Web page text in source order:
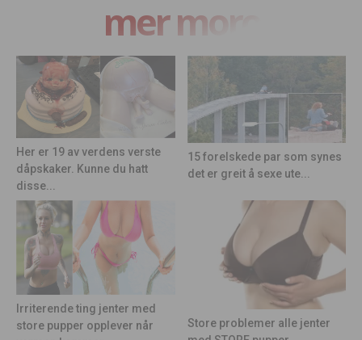
mer moro
Her er 19 av verdens verste
dåpskaker. Kunne du hatt
disse...
15 forelskede par som synes
det er greit å sexe ute...
Irriterende ting jenter med
store pupper opplever når
Store problemer alle jenter